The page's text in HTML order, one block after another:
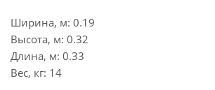
Ширина, м: 0.19
Высота, м: 0.32
Длина, м: 0.33
Вес, кг: 14